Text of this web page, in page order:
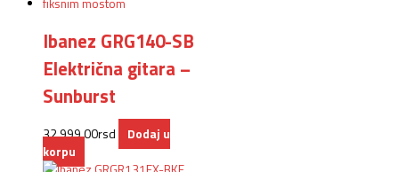
Ibanez GRG140-SB
Električna gitara –
Sunburst
32.999,00rsd
Dodaj u
korpu